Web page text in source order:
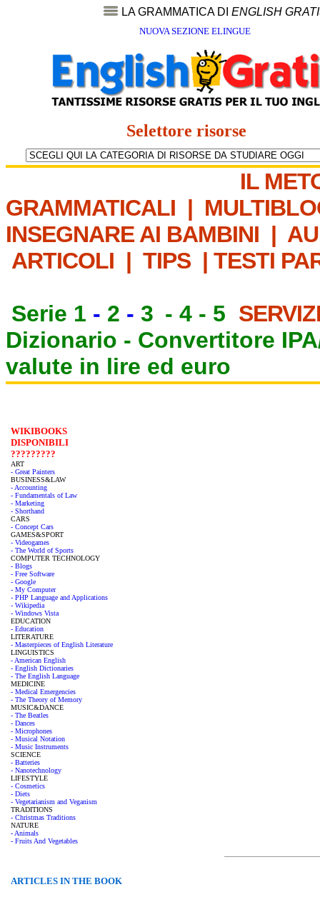
LA GRAMMATICA DI ENGLISH
NUOVA SEZIONE ELINGUE
Selettore risorse
IL
GRAMMATICALI |
INSEGNARE AI BAMBINI |
ARTICOLI | TIPS | TESTI
Serie 1 - 2 - 3 - 4 - 5
Dizionario - Convertitore
valute in lire ed euro
WIKIBOOKS
DISPONIBILI
?????????
ART
- Great Painters
BUSINESS&LAW
- Accounting
- Fundamentals of Law
- Marketing
- Shorthand
CARS
- Concept Cars
GAMES&SPORT
- Videogames
- The World of Sports
COMPUTER TECHNOLOGY
- Blogs
- Free Software
- Google
- My Computer
- PHP Language and Applications
- Wikipedia
- Windows Vista
EDUCATION
- Education
LITERATURE
- Masterpieces of English Literature
LINGUISTICS
- American English
- English Dictionaries
- The English Language
MEDICINE
- Medical Emergencies
- The Theory of Memory
MUSIC&DANCE
- The Beatles
- Dances
- Microphones
- Musical Notation
- Music Instruments
SCIENCE
- Batteries
- Nanotechnology
LIFESTYLE
- Cosmetics
- Diets
- Vegetarianism and Veganism
TRADITIONS
- Christmas Traditions
NATURE
- Animals
- Fruits And Vegetables
ARTICLES IN THE BOOK